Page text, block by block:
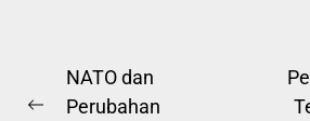
Post
navigation
NATO dan
Perubahan